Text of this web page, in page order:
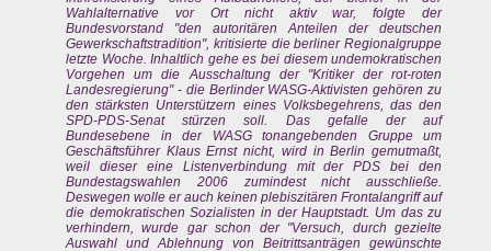
Wahlalternative vor Ort nicht aktiv war, folgte der
Bundesvorstand "den autoritären Anteilen der deutschen
Gewerkschaftstradition", kritisierte die berliner Regionalgruppe
letzte Woche. Inhaltlich gehe es bei diesem undemokratischen
Vorgehen um die Ausschaltung der "Kritiker der rot-roten
Landesregierung" - die Berlinder WASG-Aktivisten gehören zu
den stärksten Unterstützern eines Volksbegehrens, das den
SPD-PDS-Senat stürzen soll. Das gefalle der auf
Bundesebene in der WASG tonangebenden Gruppe um
Geschäftsführer Klaus Ernst nicht, wird in Berlin gemutmaßt,
weil dieser eine Listenverbindung mit der PDS bei den
Bundestagswahlen 2006 zumindest nicht ausschließe.
Deswegen wolle er auch keinen plebiszitären Frontalangriff auf
die demokratischen Sozialisten in der Hauptstadt. Um das zu
verhindern, wurde gar schon der "Versuch, durch gezielte
Auswahl und Ablehnung von Beitrittsanträgen gewünschte